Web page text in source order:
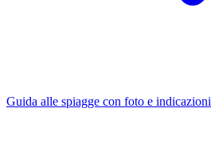
Guida alle spiagge con foto e indicazioni